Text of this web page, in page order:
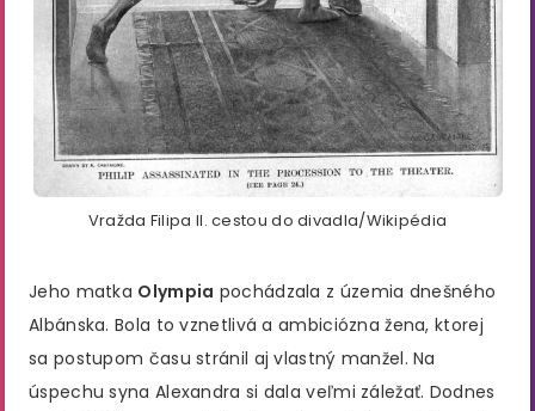
Vražda Filipa II. cestou do divadla/Wikipédia
Jeho matka Olympia pochádzala z územia dnešného
Albánska. Bola to vznetlivá a ambiciózna žena, ktorej
sa postupom času stránil aj vlastný manžel. Na
úspechu syna Alexandra si dala veľmi záležať. Dodnes